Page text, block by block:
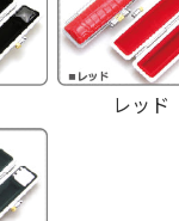
レッド